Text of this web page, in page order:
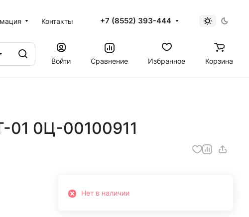
Контакты +7 (8552) 393-444
Войти
Сравнение Избранное Корзина
01 0Ц-00100911
Нет в наличии